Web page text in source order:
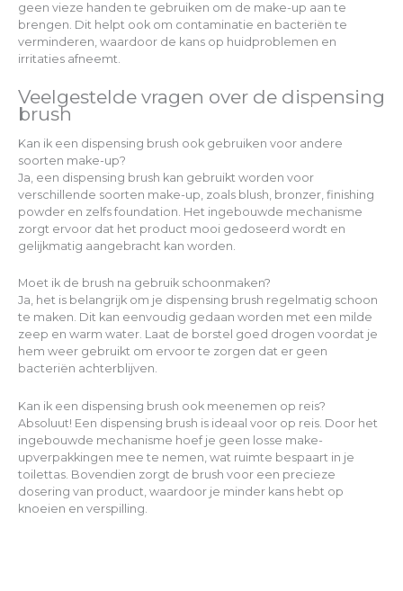
geen vieze handen te gebruiken om de make-up aan te
brengen. Dit helpt ook om contaminatie en bacteriën te
verminderen, waardoor de kans op huidproblemen en
irritaties afneemt.
Veelgestelde vragen over de dispensing
brush
Kan ik een dispensing brush ook gebruiken voor andere
soorten make-up?
Ja, een dispensing brush kan gebruikt worden voor
verschillende soorten make-up, zoals blush, bronzer, finishing
powder en zelfs foundation. Het ingebouwde mechanisme
zorgt ervoor dat het product mooi gedoseerd wordt en
gelijkmatig aangebracht kan worden.
Moet ik de brush na gebruik schoonmaken?
Ja, het is belangrijk om je dispensing brush regelmatig schoon
te maken. Dit kan eenvoudig gedaan worden met een milde
zeep en warm water. Laat de borstel goed drogen voordat je
hem weer gebruikt om ervoor te zorgen dat er geen
bacteriën achterblijven.
Kan ik een dispensing brush ook meenemen op reis?
Absoluut! Een dispensing brush is ideaal voor op reis. Door het
ingebouwde mechanisme hoef je geen losse make-
upverpakkingen mee te nemen, wat ruimte bespaart in je
toilettas. Bovendien zorgt de brush voor een precieze
dosering van product, waardoor je minder kans hebt op
knoeien en verspilling.